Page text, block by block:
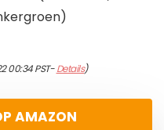
00:34 PST-Details)
AMAZON